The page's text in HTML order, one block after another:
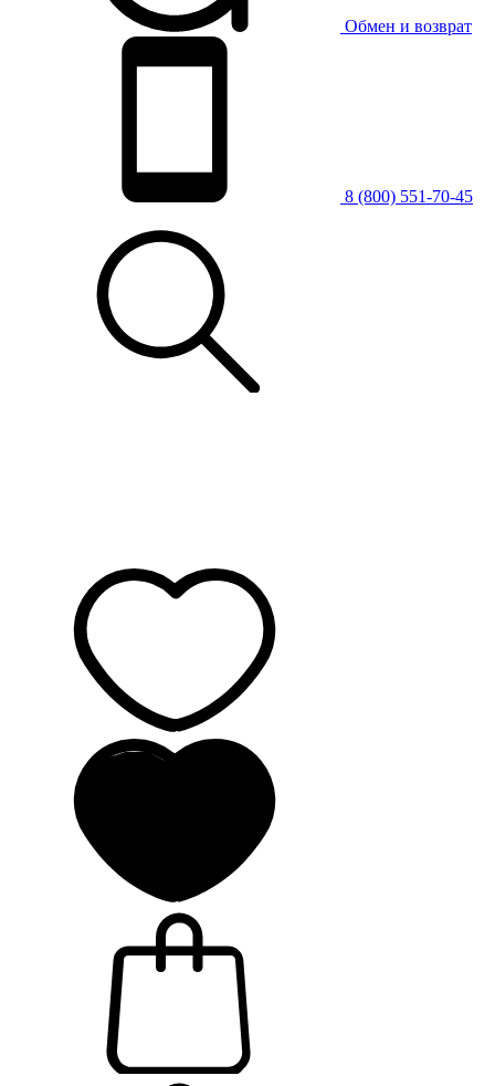
Обмен и возврат
8 (800) 551-70-45